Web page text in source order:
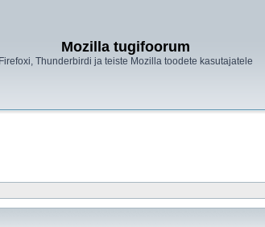
Mozilla tugifoorum
Firefoxi, Thunderbirdi ja teiste Mozilla toodete kasutajatele